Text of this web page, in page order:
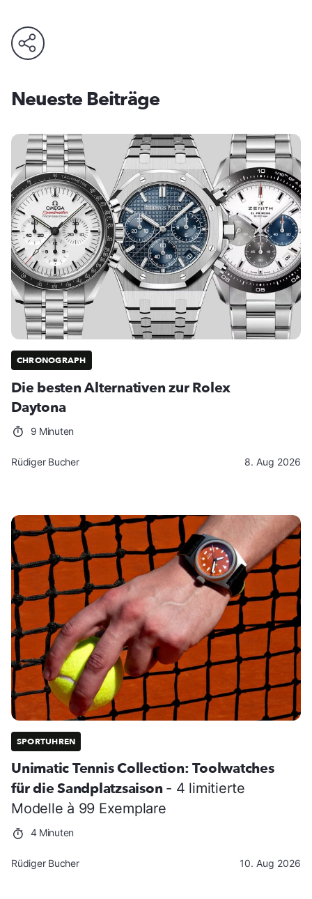
Neueste Beiträge
CHRONOGRAPH
Die besten Alternativen zur Rolex
Daytona
9 Minuten
Rüdiger Bucher 8. Aug 2026
SPORTUHREN
Unimatic Tennis Collection: Toolwatches
für die Sandplatzsaison - 4 limitierte
Modelle à 99 Exemplare
4 Minuten
Rüdiger Bucher 10. Aug 2026